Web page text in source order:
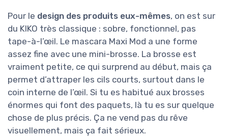
Pour le design des produits eux-mêmes, on est sur
du KIKO très classique : sobre, fonctionnel, pas
tape-à-l’œil. Le mascara Maxi Mod a une forme
assez fine avec une mini-brosse. La brosse est
vraiment petite, ce qui surprend au début, mais ça
permet d’attraper les cils courts, surtout dans le
coin interne de l’œil. Si tu es habitué aux brosses
énormes qui font des paquets, là tu es sur quelque
chose de plus précis. Ça ne vend pas du rêve
visuellement, mais ça fait sérieux.